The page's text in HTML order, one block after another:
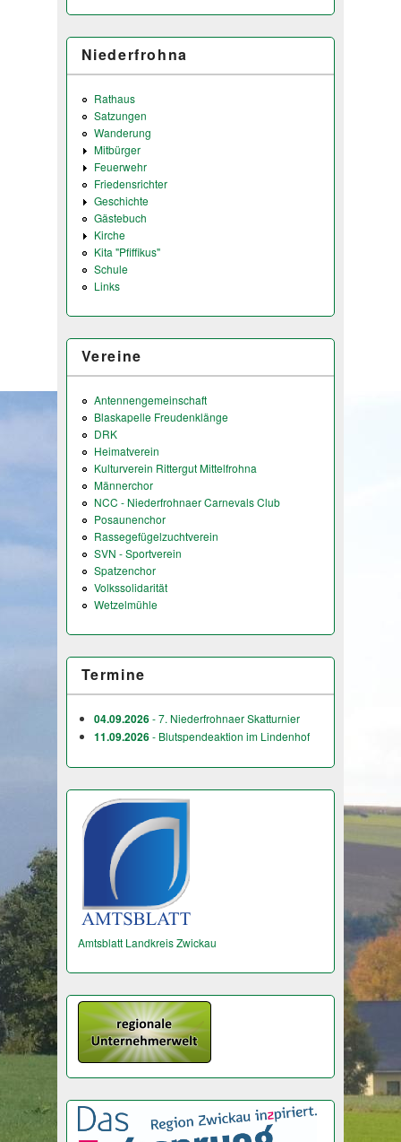
Niederfrohna
Rathaus
Satzungen
Wanderung
Mitbürger
Feuerwehr
Friedensrichter
Geschichte
Gästebuch
Kirche
Kita "Pfiffikus"
Schule
Links
Vereine
Antennengemeinschaft
Blaskapelle Freudenklänge
DRK
Heimatverein
Kulturverein Rittergut Mittelfrohna
Männerchor
NCC - Niederfrohnaer Carnevals Club
Posaunenchor
Rassegefügelzuchtverein
SVN - Sportverein
Spatzenchor
Volkssolidarität
Wetzelmühle
Termine
04.09.2026- 7. Niederfrohnaer Skatturnier
11.09.2026- Blutspendeaktion im Lindenhof
Amtsblatt Landkreis Zwickau